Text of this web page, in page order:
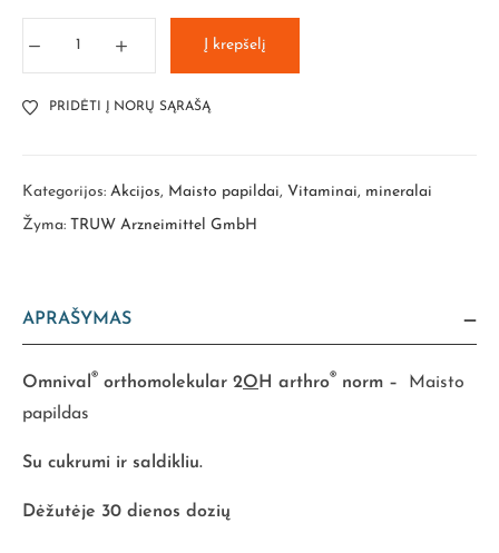
Į krepšelį
PRIDĖTI Į NORŲ SĄRAŠĄ
Kategorijos: Akcijos, Maisto papildai, Vitaminai, mineralai
Žyma: TRUW Arzneimittel GmbH
APRAŠYMAS
Omnival ® orthomolekular 2O H arthro® norm –
Maisto
papildas
Su cukrumi ir saldikliu.
Dėžutėje 30 dienos dozių